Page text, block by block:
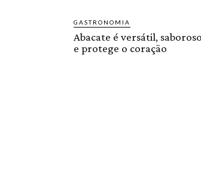
GASTRONOMIA
Abacate é versátil, saboroso
e protege o coração